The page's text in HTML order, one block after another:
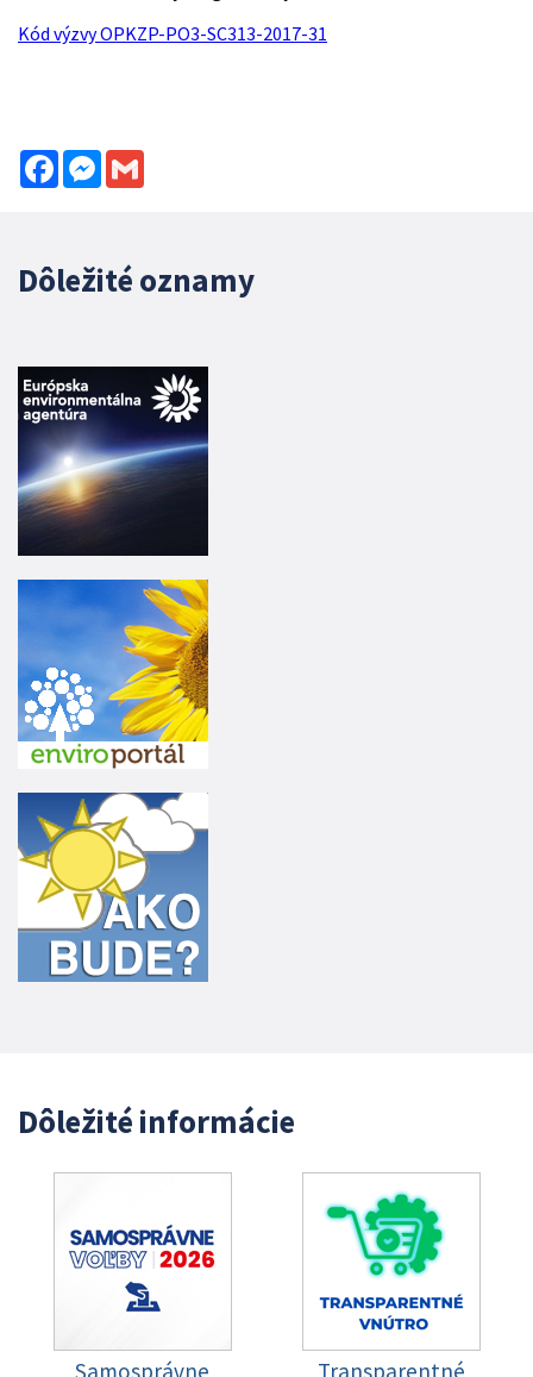
Kód výzvy OPKZP-PO3-SC313-2017-31
FacebookMessenger
Dôležité oznamy
Dôležité informácie